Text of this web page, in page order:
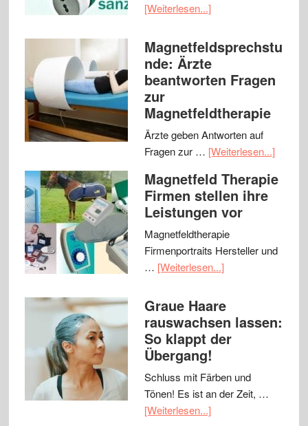
[Weiterlesen...]
Magnetfeldsprechstu
nde: Ärzte
beantworten Fragen
zur
Magnetfeldtherapie
Ärzte geben Antworten auf
Fragen zur … [Weiterlesen...]
Magnetfeld Therapie
Firmen stellen ihre
Leistungen vor
Magnetfeldtherapie
Firmenportraits Hersteller und
… [Weiterlesen...]
Graue Haare
rauswachsen lassen:
So klappt der
Übergang!
Schluss mit Färben und
Tönen! Es ist an der Zeit, …
[Weiterlesen...]